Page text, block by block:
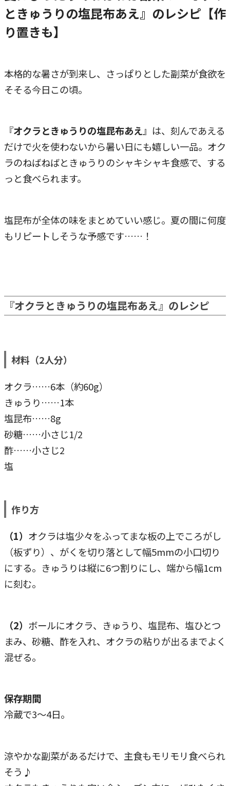
ときゅうりの塩昆布あえ』のレシピ【作
り置きも】
本格的な暑さが到来し、さっぱりとした副菜が食欲を
そそる今日この頃。
『オクラときゅうりの塩昆布あえ』は、刻んであえる
だけで火を使わないから暑い日にも嬉しい一品。オク
ラのねばねばときゅうりのシャキシャキ食感で、する
っと食べられます。
塩昆布が全体の味をまとめていい感じ。夏の間に何度
もリピートしそうな予感です……！
『オクラときゅうりの塩昆布あえ』のレシピ
材料（2人分）
オクラ……6本（約60g）
きゅうり……1本
塩昆布……8g
砂糖……小さじ1/2
酢……小さじ2
塩
作り方
（1） オクラは塩少々をふってまな板の上でころがし
（板ずり）、がくを切り落として幅5mmの小口切り
にする。きゅうりは縦に6つ割りにし、端から幅1cm
に刻む。
（2） ボールにオクラ、きゅうり、塩昆布、塩ひとつ
まみ、砂糖、酢を入れ、オクラの粘りが出るまでよく
混ぜる。
保存期間
冷蔵で3～4日。
涼やかな副菜があるだけで、主食もモリモリ食べられ
そう♪